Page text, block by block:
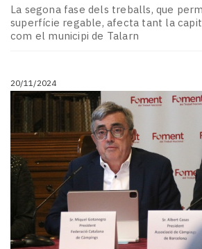
La segona fase dels treballs, que
superfície regable, afecta tant la
com el municipi de Talarn
20/11/2024